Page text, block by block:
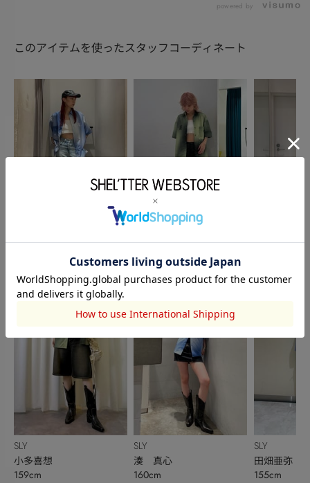
powered by
このアイテムを使ったスタッフコーディネート
SLY
SLY
小多喜想
159cm
SLY
中根桃子
168cm
SLY
湊 真心
160cm
SLY
SLY
田畑亜弥
155cm